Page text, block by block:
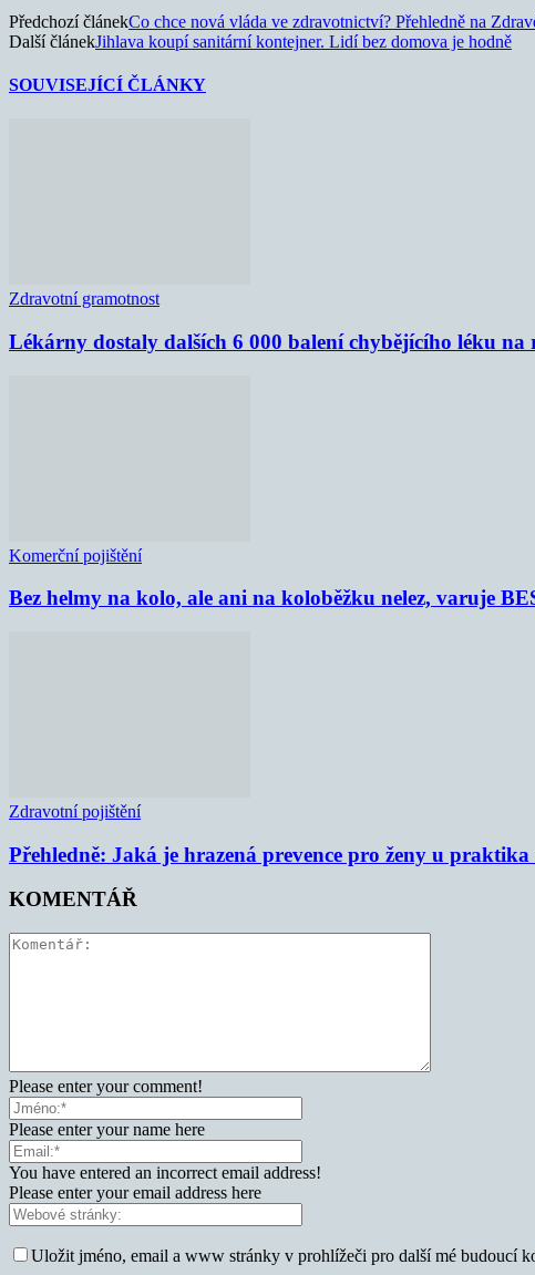
Předchozí článekCo chce nová vláda ve zdravotnictví? Přehledně na
Další článekJihlava koupí sanitární kontejner. Lidí bez domova je hodně
SOUVISEJÍCÍ ČLÁNKY
Zdravotní gramotnost
Lékárny dostaly dalších 6 000 balení chybějícího léku
Komerční pojištění
Bez helmy na kolo, ale ani na koloběžku nelez, varuje
Zdravotní pojištění
Přehledně: Jaká je hrazená prevence pro ženy u praktika
KOMENTÁŘ
Please enter your comment!
Please enter your name here
You have entered an incorrect email address!
Please enter your email address here
Uložit jméno, email a www stránky v prohlížeči pro další mé budoucí